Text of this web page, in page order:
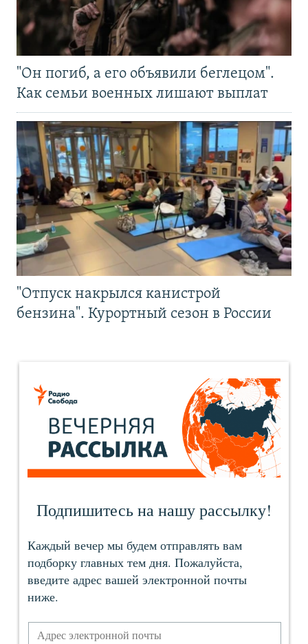
"Он погиб, а его объявили беглецом".
Как семьи военных лишают выплат
"Отпуск накрылся канистрой
бензина". Курортный сезон в России